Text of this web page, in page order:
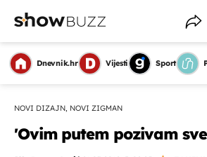
Dnevnik.hr Vijesti Sport
NOVI DIZAJN, NOVI ZIGMAN
'Ovim putem pozivam